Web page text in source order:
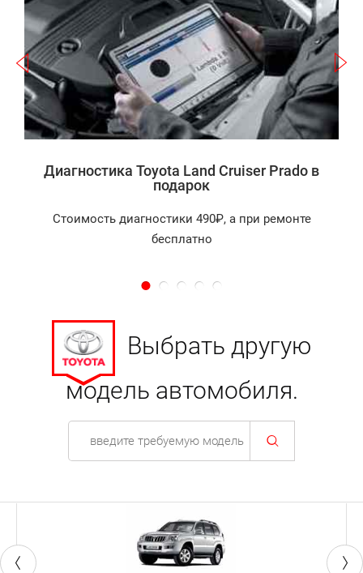
Диагностика Toyota Land Cruiser Prado в
подарок
Стоимость диагностики 490₽, а при ремонте
бесплатно
Выбрать другую
модель автомобиля.